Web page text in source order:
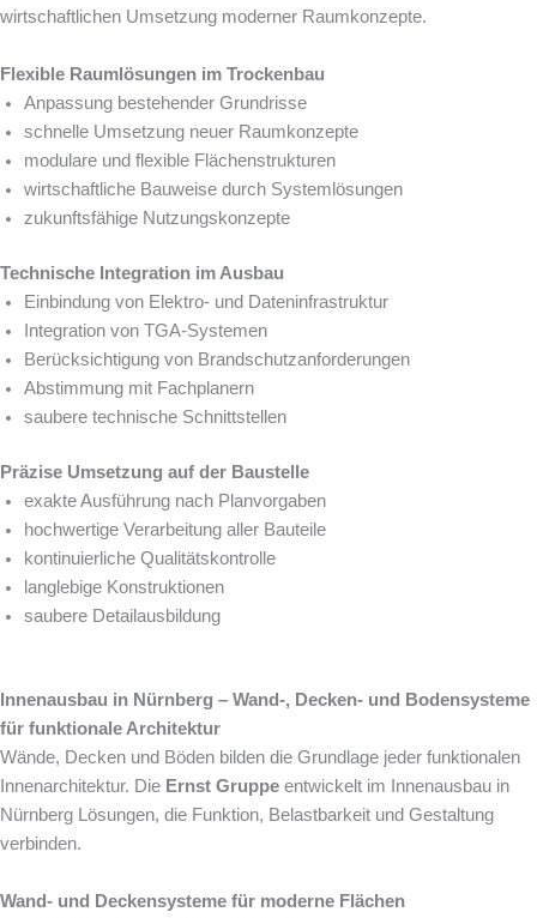
wirtschaftlichen Umsetzung moderner Raumkonzepte.
Flexible Raumlösungen im Trockenbau
Anpassung bestehender Grundrisse
schnelle Umsetzung neuer Raumkonzepte
modulare und flexible Flächenstrukturen
wirtschaftliche Bauweise durch Systemlösungen
zukunftsfähige Nutzungskonzepte
Technische Integration im Ausbau
Einbindung von Elektro- und Dateninfrastruktur
Integration von TGA-Systemen
Berücksichtigung von Brandschutzanforderungen
Abstimmung mit Fachplanern
saubere technische Schnittstellen
Präzise Umsetzung auf der Baustelle
exakte Ausführung nach Planvorgaben
hochwertige Verarbeitung aller Bauteile
kontinuierliche Qualitätskontrolle
langlebige Konstruktionen
saubere Detailausbildung
Innenausbau in Nürnberg – Wand-, Decken- und Bodensysteme
für funktionale Architektur
Wände, Decken und Böden bilden die Grundlage jeder funktionalen
Innenarchitektur. Die Ernst Gruppe entwickelt im Innenausbau in
Nürnberg Lösungen, die Funktion, Belastbarkeit und Gestaltung
verbinden.
Wand- und Deckensysteme für moderne Flächen